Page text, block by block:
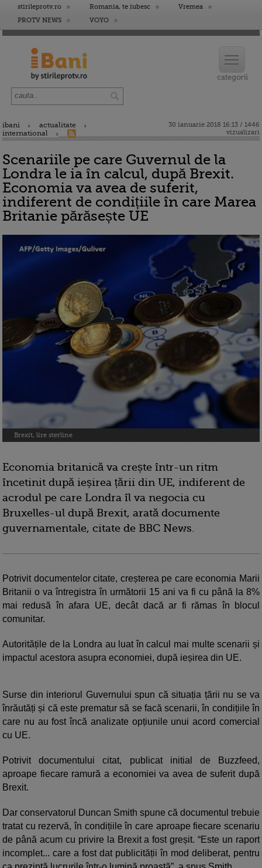
stirileprotv.ro Romania, te iubesc
Vremea
PROTV NEWS
VOYO
ibani
actualitate
international
30 ianuarie 2018 16:13 / 1446
vizualizari
Scenariile pe care Guvernul de la
Londra le ia în calcul, după Brexit.
Economia va avea de suferit,
indiferent de condițiile în care Marea
Britanie părăsește UE
Brexit, lire sterline
Economia britanică va crește într-un ritm
încetinit după ieșirea țării din UE, indiferent de
acrodul pe care Londra îl va negocia cu
Bruxelles-ul după Brexit, arată documente
guvernamentale, citate de BBC News.
Potrivit documentelor citate, creșterea pe care economia Marii
Britanii o va întregistra în următorii 15 ani va fi cu până la 8%
mai redusă în afara UE, decât dacă ar fi rămas în blocul
comunitar.
Autoritățile de la Londra au luat în calcul mai multe scenarii și
impactul acestora asupra economiei, după ieșirea din UE.
Surse din interiorul Guvernului spun că situația țării nu se va
înrăutăți și că este prematur să se facă scenarii, în condițiile în
care nu au fost încă analizate opțiunile unui acord comercial
cu UE.
Potrivit documentului citat, publicat initial de Buzzfeed,
aproape fiecare ramură a economiei va avea de suferit după
Brexit.
Dar conservatorul Duncan Smith spune că documentul trebuie
tratat cu rezervă, în condițiile în care aproape fiecare scenariu
de până acum cu privire la Brexit a fost greșit. “Este un raport
incomplet... care a fost dat publicității în mod deliberat, pentru